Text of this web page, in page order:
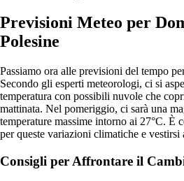
Previsioni Meteo per
Polesine
Passiamo ora alle previsioni del tempo
Secondo gli esperti meteorologi, ci si
temperatura con possibili nuvole che
mattinata. Nel pomeriggio, ci sarà una
temperature massime intorno ai 27°C. È
per queste variazioni climatiche e vestirsi
Consigli per Affrontare il